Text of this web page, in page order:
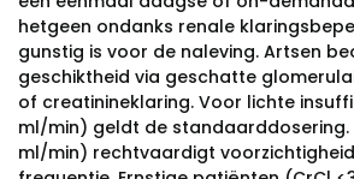
hetgeen ondanks renale
gunstig is voor de naleving. Artsen
geschiktheid via geschatte
of creatinineklaring. Voor lichte
ml/min) geldt de standaarddosering.
ml/min) rechtvaardigt